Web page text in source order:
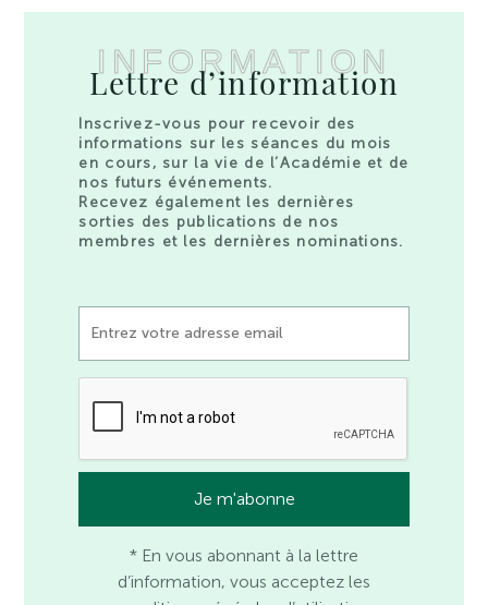
INFORMATION
Lettre d’information
Inscrivez-vous pour recevoir des
informations sur les séances du mois
en cours, sur la vie de l’Académie et de
nos futurs événements.
Recevez également les dernières
sorties des publications de nos
membres et les dernières nominations.
* En vous abonnant à la lettre
d’information, vous acceptez les